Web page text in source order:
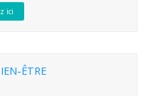
ici
ÊTRE